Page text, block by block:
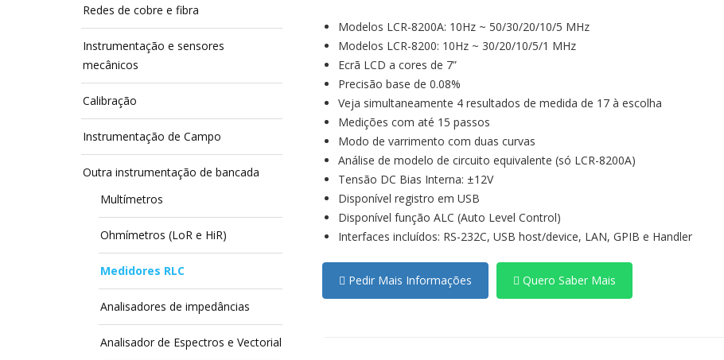
Modelos LCR-8200A: 10Hz ~ 50/30/20/10/5 MHz
Modelos LCR-8200: 10Hz ~ 30/20/10/5/1 MHz
Ecrã LCD a cores de 7”
Precisão base de 0.08%
Veja simultaneamente 4 resultados de medida de 17 à escolha
Medições com até 15 passos
Modo de varrimento com duas curvas
Análise de modelo de circuito equivalente (só LCR-8200A)
Tensão DC Bias Interna: ±12V
Disponível registro em USB
Disponível função ALC (Auto Level Control)
Interfaces incluídos: RS-232C, USB host/device, LAN, GPIB e Handler
Pedir Mais Informações Quero Saber Mais
Redes de cobre e fibra
Instrumentação e sensores
mecânicos
Calibração
Instrumentação de Campo
Outra instrumentação de bancada
Multímetros
Ohmímetros (LoR e HiR)
Medidores RLC
Analisadores de impedâncias
Analisador de Espectros e Vectorial